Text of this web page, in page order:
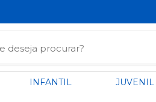
INFANTIL JUVENIL